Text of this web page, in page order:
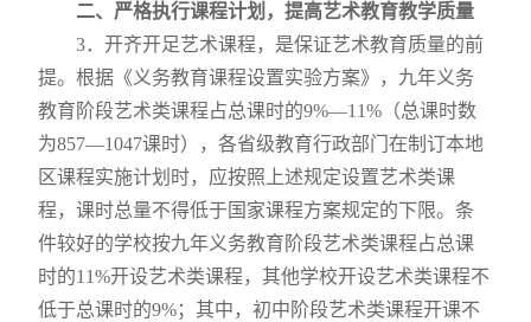
二、严格执行课程计划，提高艺术教育教学质量
3．开齐开足艺术课程，是保证艺术教育质量的前
提。根据《义务教育课程设置实验方案》，九年义务
教育阶段艺术类课程占总课时的9%—11% （总课时数
为857—1047课时），各省级教育行政部门在制订本地
区课程实施计划时，应按照上述规定设置艺术类课
程，课时总量不得低于国家课程方案规定的下限。条
件较好的学校按九年义务教育阶段艺术类课程占总课
时的11%开设艺术类课程，其他学校开设艺术类课程不
低于总课时的9%；其中，初中阶段艺术类课程开课不